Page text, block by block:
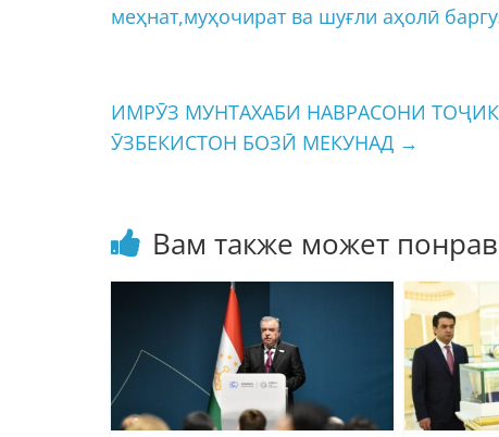
меҳнат,муҳочират ва шуғли аҳолӣ
ИМРӮЗ МУНТАХАБИ НАВРАСОНИ
ӮЗБЕКИСТОН БОЗӢ МЕКУНАД →
Вам также может